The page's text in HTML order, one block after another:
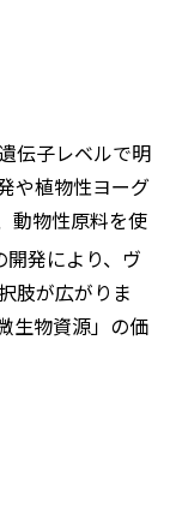
伝子レベルで明
や植物性ヨーグ
動物性原料を使
開発により、ヴ
肢が広がりま
生物資源」の価